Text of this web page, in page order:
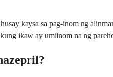
kaysa sa pag-inom ng
ikaw ay umiinom na ng